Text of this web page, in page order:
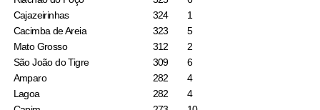
Cajazeirinhas
324
1
Cacimba de Areia
323
5
Mato Grosso
312
2
São João do Tigre
309
6
Amparo
282
4
Lagoa
282
4